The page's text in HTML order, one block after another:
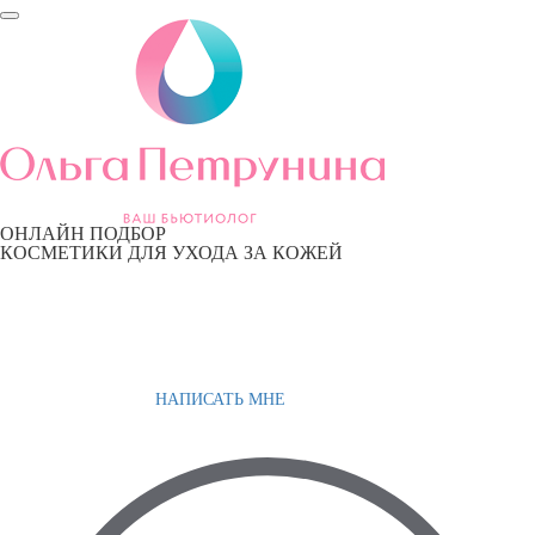
ОНЛАЙН ПОДБОР
КОСМЕТИКИ ДЛЯ УХОДА ЗА КОЖЕЙ
НАПИСАТЬ МНЕ